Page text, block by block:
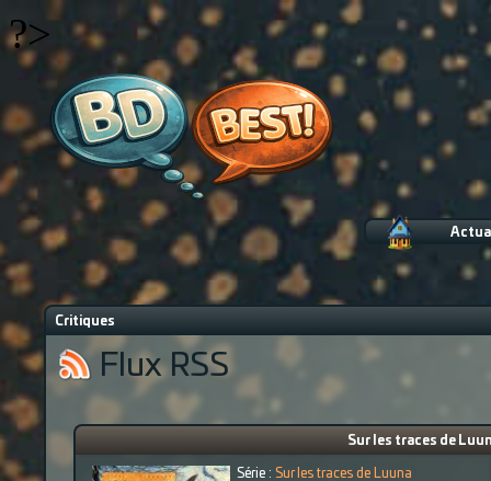
?>
Critiques
Flux RSS
Sur les traces de
Série : Sur les traces de Luuna